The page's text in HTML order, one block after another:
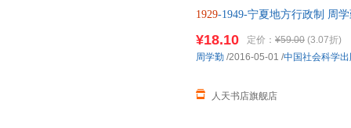
并成为学术界和证券投资界大
报》认为《1929年大崩盘》是
人难忘的岁月精湛分析”。 《
1929-1949-宁夏地方行政制 周
¥18.10 定价： ¥59.00 (3.07折)
人天书店旗舰店
周学勤 /2016-05-01 /中国社会科学